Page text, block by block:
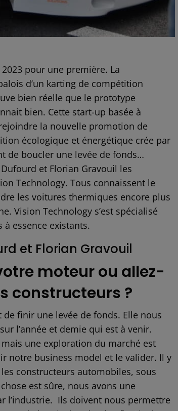
2023 pour une première. La
d’un karting de compétition
bien réelle que le prototype
bien. Cette start-up basée à
la nouvelle promotion de
écologique et énergétique crée par
de boucler une levée de fonds…
Dufourd et Florian Gravouil les
Technology. Tous connaissent le
les voitures thermiques encore plus
Vision Technology s’est spécialisé
essence existants.
et Florian Gravouil
moteur ou allez-
constructeurs ?
finir une levée de fonds. Elle nous
l’année et demie qui est à venir.
une exploration du marché est
notre business model et le valider. Il y
constructeurs automobiles, sous
est sûre, nous avons une
l’industrie. Ils doivent nous permettre